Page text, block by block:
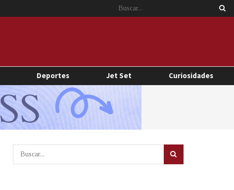
Deportes Jet Set Curiosidades